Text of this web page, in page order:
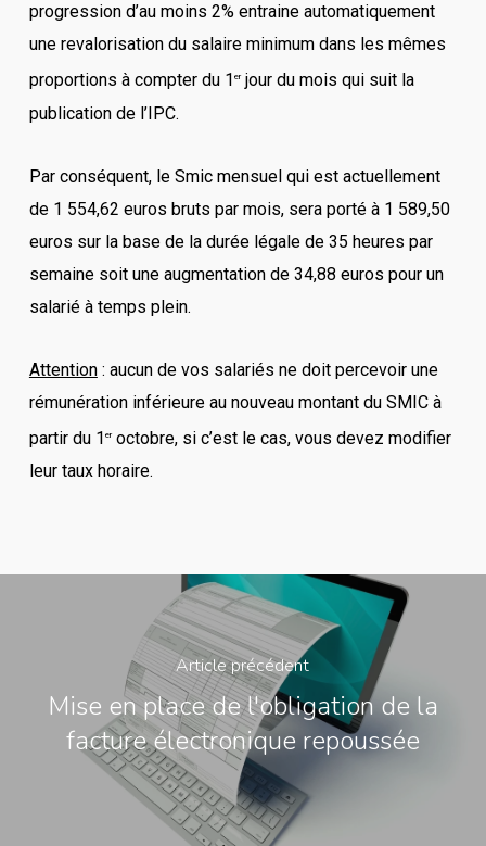
progression d’au moins 2% entraine automatiquement
une revalorisation du salaire minimum dans les mêmes
proportions à compter du 1 erjour du mois qui suit la
publication de l’IPC.
Par conséquent, le Smic mensuel qui est actuellement
de 1 554,62 euros bruts par mois, sera porté à 1 589,50
euros sur la base de la durée légale de 35 heures par
semaine soit une augmentation de 34,88 euros pour un
salarié à temps plein.
Attention: aucun de vos salariés ne doit percevoir une
rémunération inférieure au nouveau montant du SMIC à
partir du 1 eroctobre, si c’est le cas, vous devez modifier
leur taux horaire.
Article précédent
Mise en place de l'obligation de la
facture électronique repoussée